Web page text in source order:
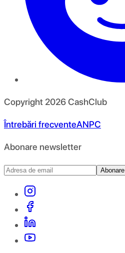
Copyright 2026CashClub
Întrebări frecventeANPC
Abonare newsletter
Abonare